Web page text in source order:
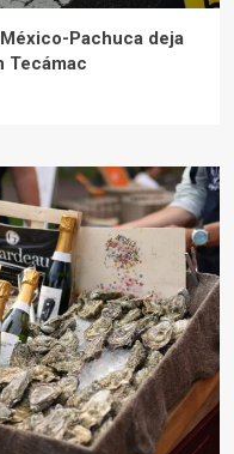
Pachuca deja
Tecámac